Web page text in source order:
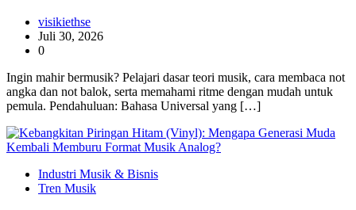
visikiethse
Juli 30, 2026
0
Ingin mahir bermusik? Pelajari dasar teori musik, cara membaca not
angka dan not balok, serta memahami ritme dengan mudah untuk
pemula. Pendahuluan: Bahasa Universal yang […]
Industri Musik & Bisnis
Tren Musik